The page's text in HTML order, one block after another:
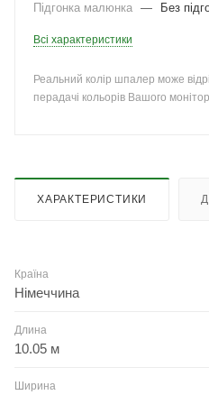
Підгонка малюнка — Без
Всі характеристики
Реальний колір шпалер може
перадачі кольорів Вашого
ХАРАКТЕРИСТИКИ
Країна
Німеччина
Длина
10.05 м
Ширина